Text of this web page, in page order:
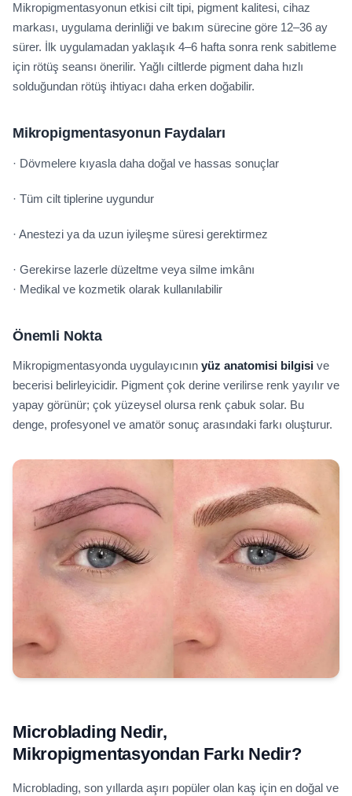
Mikropigmentasyonun etkisi cilt tipi, pigment kalitesi, cihaz
markası, uygulama derinliği ve bakım sürecine göre 12–36 ay
sürer. İlk uygulamadan yaklaşık 4–6 hafta sonra renk sabitleme
için rötüş seansı önerilir. Yağlı ciltlerde pigment daha hızlı
solduğundan rötüş ihtiyacı daha erken doğabilir.
Mikropigmentasyonun Faydaları
· Dövmelere kıyasla daha doğal ve hassas sonuçlar
· Tüm cilt tiplerine uygundur
· Anestezi ya da uzun iyileşme süresi gerektirmez
· Gerekirse lazerle düzeltme veya silme imkânı
· Medikal ve kozmetik olarak kullanılabilir
Önemli Nokta
Mikropigmentasyonda uygulayıcının yüz anatomisi bilgisi ve
becerisi belirleyicidir. Pigment çok derine verilirse renk yayılır ve
yapay görünür; çok yüzeysel olursa renk çabuk solar. Bu
denge, profesyonel ve amatör sonuç arasındaki farkı oluşturur.
Microblading Nedir,
Mikropigmentasyondan Farkı Nedir?
Microblading, son yıllarda aşırı popüler olan kaş için en doğal ve